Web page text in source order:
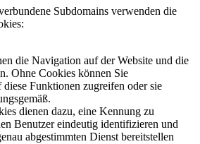
Subdomains verwenden die
die Navigation auf der Website und die
Ohne Cookies können Sie
Funktionen zugreifen oder sie
dienen dazu, eine Kennung zu
Benutzer eindeutig identifizieren und
abgestimmten Dienst bereitstellen